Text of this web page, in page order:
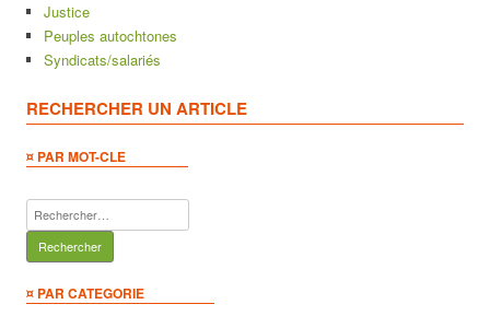
Justice
Peuples autochtones
Syndicats/salariés
RECHERCHER UN ARTICLE
¤ PAR MOT-CLE
Rechercher :
¤ PAR CATEGORIE